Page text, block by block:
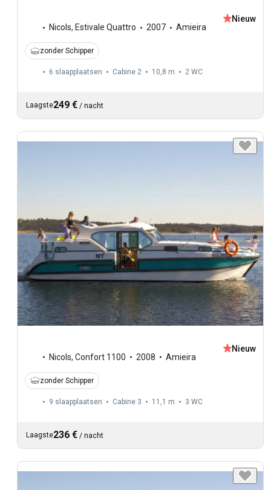
Nicols, Estivale Quattro 2007 Amieira
Nieuw
zonder Schipper
6 slaapplaatsen Cabine 2 10,8 m 2 WC
Laagste249 € / nacht
Nicols, Confort 1100 2008 Amieira
Nieuw
zonder Schipper
9 slaapplaatsen Cabine 3 11,1 m 3 WC
Laagste236 € / nacht